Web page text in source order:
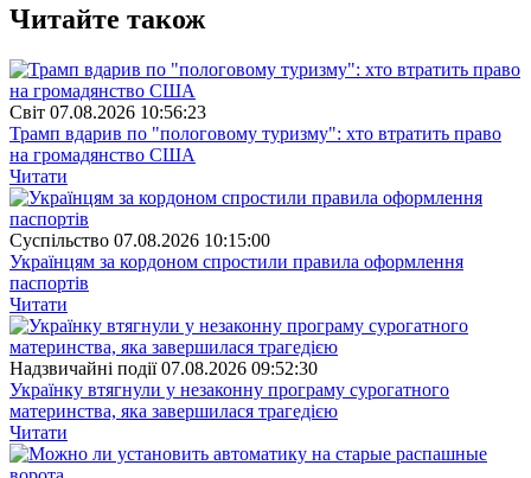
Читайте також
Свiт 07.08.2026 10:56:23
Трамп вдарив по "пологовому туризму": хто втратить право
на громадянство США
Читати
Суспiльство 07.08.2026 10:15:00
Українцям за кордоном спростили правила оформлення
паспортів
Читати
Надзвичайні події 07.08.2026 09:52:30
Українку втягнули у незаконну програму сурогатного
материнства, яка завершилася трагедією
Читати